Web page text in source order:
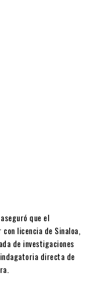
, aseguró que el
licencia de Sinaloa
de investigaciones
directa de